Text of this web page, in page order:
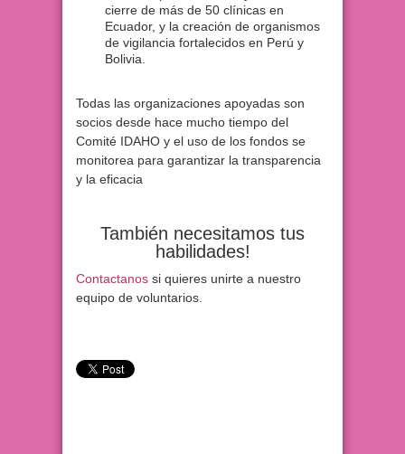
cierre de más de 50 clínicas en
Ecuador, y la creación de organismos
de vigilancia fortalecidos en Perú y
Bolivia.
Todas las organizaciones apoyadas son
socios desde hace mucho tiempo del
Comité IDAHO y el uso de los fondos se
monitorea para garantizar la transparencia
y la eficacia
También necesitamos tus
habilidades!
Contactanos si quieres unirte a nuestro
equipo de voluntarios.